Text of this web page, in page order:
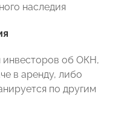
наследия
инвесторов об ОКН,
в аренду, либо
по другим